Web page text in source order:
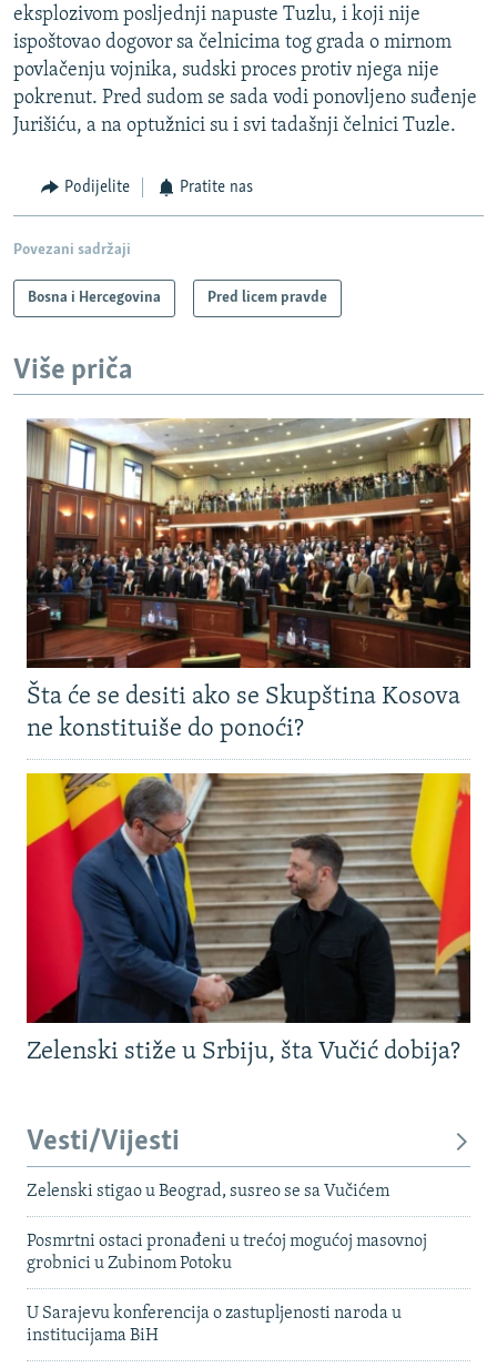
eksplozivom posljednji napuste Tuzlu, i koji nije
ispoštovao dogovor sa čelnicima tog grada o mirnom
povlačenju vojnika, sudski proces protiv njega nije
pokrenut. Pred sudom se sada vodi ponovljeno suđenje
Jurišiću, a na optužnici su i svi tadašnji čelnici Tuzle.
Podijelite Pratite nas
Povezani sadržaji
Bosna i Hercegovina Pred licem pravde
Više priča
Šta će se desiti ako se Skupština Kosova
ne konstituiše do ponoći?
Zelenski stiže u Srbiju, šta Vučić dobija?
Vesti/Vijesti
Zelenski stigao u Beograd, susreo se sa Vučićem
Posmrtni ostaci pronađeni u trećoj mogućoj masovnoj
grobnici u Zubinom Potoku
U Sarajevu konferencija o zastupljenosti naroda u
institucijama BiH